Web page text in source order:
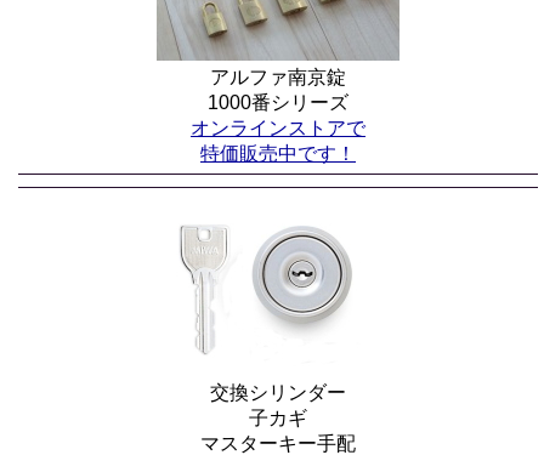
アルファ南京錠
1000番シリーズ
オンラインストアで
特価販売中です！
交換シリンダー
子カギ
マスターキー手配